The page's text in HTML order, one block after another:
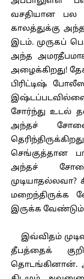
வசதியான பல
காலத்துக்கு
இடம். முருகப்
அந்த
அழைக்கிறது!
பிரிட்டிஷ்
சோர்ந்து உடல்
அந்தச்
செங்குத்தான
அந்தச்
மறைந்திருக்க
இருக்க
இவ்விதம்
தீபத்தைக்
தொடங்கினான்.